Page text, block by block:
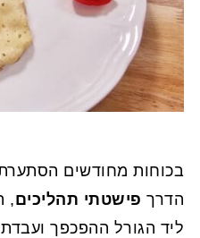
בכוחות מחודשים
הדרך פישטתי תהליכים,
ליד הגורל ההפכפך